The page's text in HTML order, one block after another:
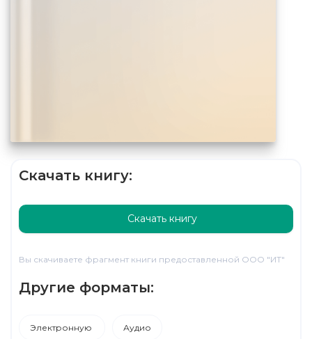
Скачать книгу:
Скачать книгу
Вы скачиваете фрагмент книги предоставленной ООО "ИТ"
Другие форматы:
Электронную Аудио